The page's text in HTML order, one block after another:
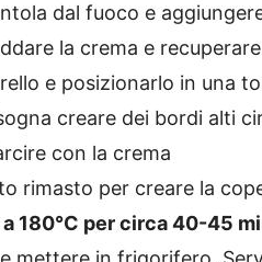
dal fuoco e
la crema e
e posizionarlo in una
creare dei bordi alti
con la crema
rimasto per creare la
180°C per circa 40-45